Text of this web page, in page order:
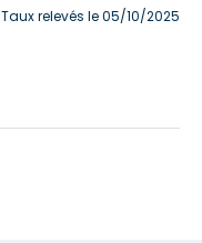
Taux relevés le 05/10/2025